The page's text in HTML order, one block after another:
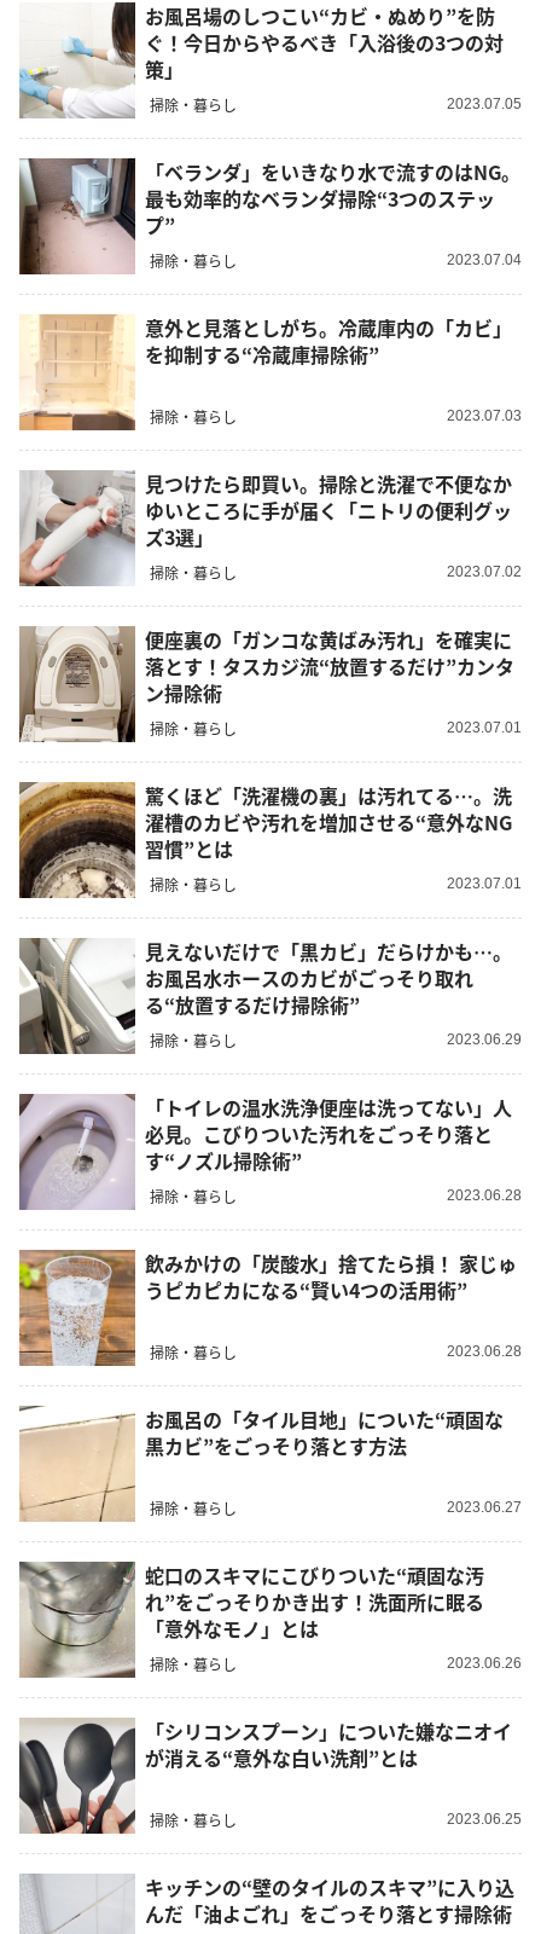
お風呂場のしつこい“カビ・ぬめり”を防
ぐ！今日からやるべき「入浴後の3つの対
策」
掃除・暮らし 2023.07.05
「ベランダ」をいきなり水で流すのはNG。
最も効率的なベランダ掃除“3つのステッ
プ”
掃除・暮らし 2023.07.04
意外と見落としがち。冷蔵庫内の「カビ」
を抑制する“冷蔵庫掃除術”
掃除・暮らし 2023.07.03
見つけたら即買い。掃除と洗濯で不便なか
ゆいところに手が届く「ニトリの便利グッ
ズ3選」
掃除・暮らし 2023.07.02
便座裏の「ガンコな黄ばみ汚れ」を確実に
落とす！タスカジ流“放置するだけ”カンタ
ン掃除術
掃除・暮らし 2023.07.01
驚くほど「洗濯機の裏」は汚れてる…。洗
濯槽のカビや汚れを増加させる“意外なNG
習慣”とは
掃除・暮らし 2023.07.01
見えないだけで「黒カビ」だらけかも…。
お風呂水ホースのカビがごっそり取れ
る“放置するだけ掃除術”
掃除・暮らし 2023.06.29
「トイレの温水洗浄便座は洗ってない」人
必見。こびりついた汚れをごっそり落と
す“ノズル掃除術”
掃除・暮らし 2023.06.28
飲みかけの「炭酸水」捨てたら損！ 家じゅ
うピカピカになる“賢い4つの活用術”
掃除・暮らし 2023.06.28
お風呂の「タイル目地」についた“頑固な
黒カビ”をごっそり落とす方法
掃除・暮らし 2023.06.27
蛇口のスキマにこびりついた“頑固な汚
れ”をごっそりかき出す！洗面所に眠る
「意外なモノ」とは
掃除・暮らし 2023.06.26
「シリコンスプーン」についた嫌なニオイ
が消える“意外な白い洗剤”とは
掃除・暮らし 2023.06.25
キッチンの“壁のタイルのスキマ”に入り込
んだ「油よごれ」をごっそり落とす掃除術